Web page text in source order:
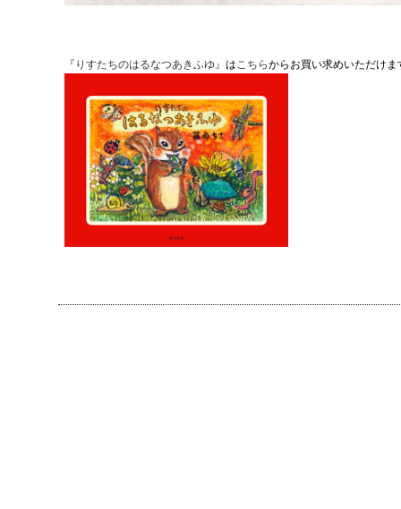
『りすたちのはるなつあきふゆ』 はこちらからお買い求めいただけま